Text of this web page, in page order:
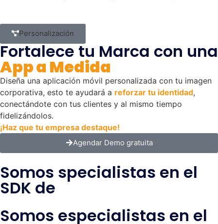
Personalización
Fortalece tu Marca con una
App a Medida
Diseña una aplicación móvil personalizada con tu imagen
corporativa, esto te ayudará a reforzar tu identidad,
conectándote con tus clientes y al mismo tiempo
fidelizándolos.
¡Haz que tu empresa destaque!
Agendar Demo gratuita
Somos specialistas en el
SDK de
Somos especialistas en el